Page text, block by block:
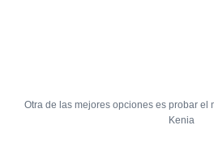
Otra de las mejores opciones es probar el
Kenia